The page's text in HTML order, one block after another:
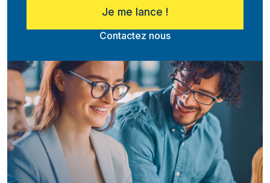
Je me lance !
Contactez nous